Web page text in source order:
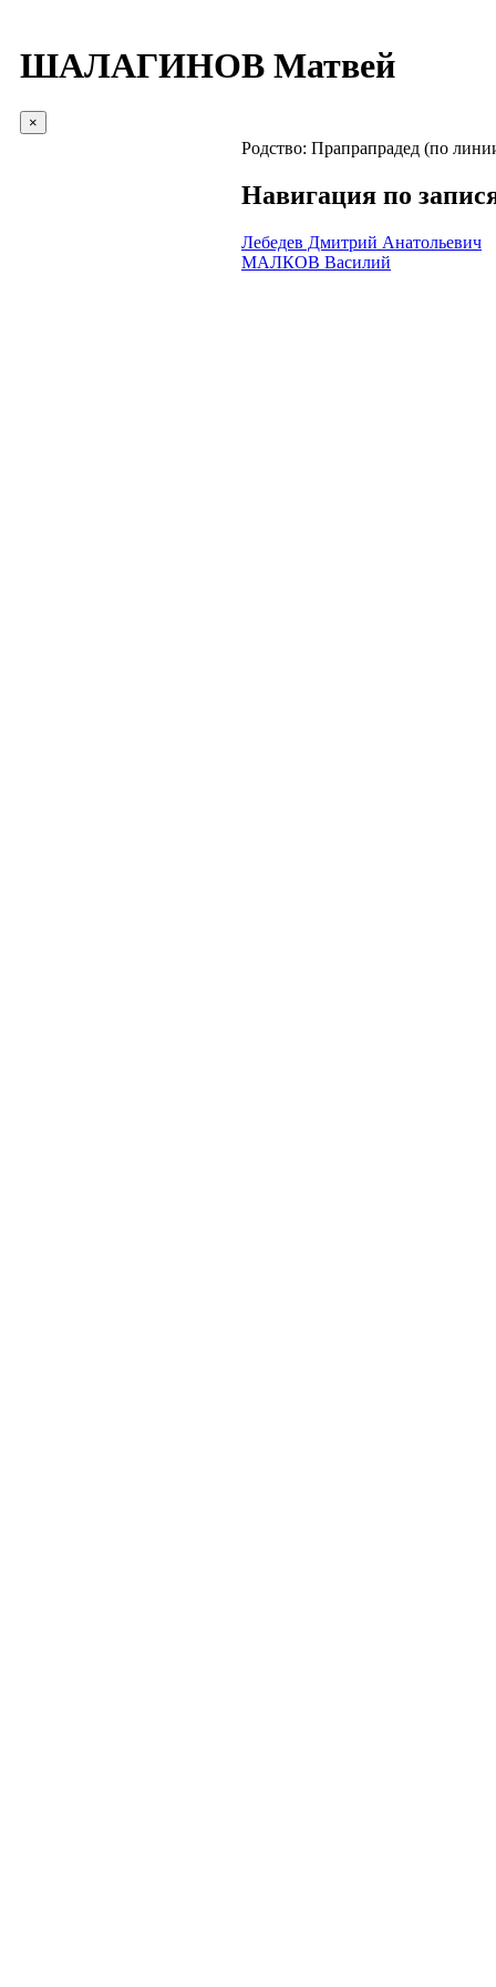
ШАЛАГИНОВ Матвей
×
Родство: Прапрапрадед (по
Навигация по
Лебедев Дмитрий Анатольевич
МАЛКОВ Василий